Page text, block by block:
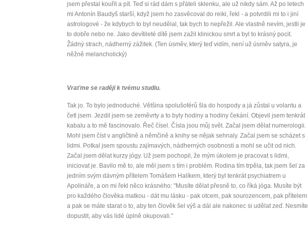
jsem přestal kouřit a pít. Teď si rád dám s přáteli sklenku, ale už nikdy sám. Až po letech
mi Antonín Baudyš starší, když jsem ho zasvěcoval do reiki, řekl - a potvrdili mi to i jiní
astrologové - že kdybych to byl neudělal, tak bych to nepřežil. Ale vlastně nevím, jestli je
to dobře nebo ne. Jako devítileté dítě jsem zažil klinickou smrt a byl to krásný pocit.
Žádný strach, nádherný zážitek. (Ten úsměv, který teď vidím, není už úsměv satyra, je
něžně melancholický)
Vraťme se raději k tvému studiu.
Tak jo. To bylo jednoduché. Většina spolušoférů šla do hospody a já zůstal u volantu a
četl jsem. Jezdil jsem se zeměvrty a to byly hodiny a hodiny čekání. Objevil jsem tenkrát
kabalu a to mě fascinovalo. Řeč čísel. Čísla jsou můj svět. Začal jsem dělat numerologii.
Mohl jsem číst v angličtině a němčině a knihy se nějak sehnaly. Začal jsem se scházet s
lidmi. Potkal jsem spoustu zajímavých, nádherných osobností a mohl se učit od nich.
Začal jsem dělat kurzy jógy. Už jsem pochopil, že mým úkolem je pracovat s lidmi,
iniciovat je. Bavilo mě to, ale měl jsem s tím i problém. Rodina tím trpěla, tak jsem šel za
jedním svým dávným přítelem Tomášem Halíkem, který byl tenkrát psychiatrem u
Apolináře, a on mi řekl něco krásného: "Musíte dělat přesně to, co říká jóga. Musíte být
pro každého člověka matkou - dát mu lásku - pak otcem, pak sourozencem, pak přítelem
a pak se máte starat o to, aby ten člověk šel výš a dál ale nakonec si udělat zeď. Nesmíte
dopustit, aby vás lidé úplně okupovali."